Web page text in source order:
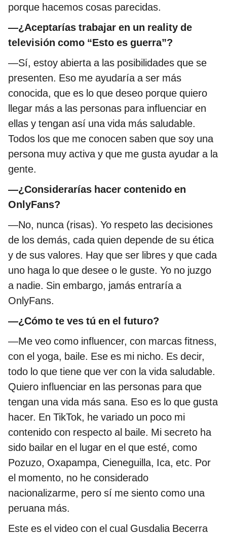
porque hacemos cosas parecidas.
—¿Aceptarías trabajar en un reality de
televisión como “Esto es guerra”?
—Sí, estoy abierta a las posibilidades que se
presenten. Eso me ayudaría a ser más
conocida, que es lo que deseo porque quiero
llegar más a las personas para influenciar en
ellas y tengan así una vida más saludable.
Todos los que me conocen saben que soy una
persona muy activa y que me gusta ayudar a la
gente.
—¿Considerarías hacer contenido en
OnlyFans?
—No, nunca (risas). Yo respeto las decisiones
de los demás, cada quien depende de su ética
y de sus valores. Hay que ser libres y que cada
uno haga lo que desee o le guste. Yo no juzgo
a nadie. Sin embargo, jamás entraría a
OnlyFans.
—¿Cómo te ves tú en el futuro?
—Me veo como influencer, con marcas fitness,
con el yoga, baile. Ese es mi nicho. Es decir,
todo lo que tiene que ver con la vida saludable.
Quiero influenciar en las personas para que
tengan una vida más sana. Eso es lo que gusta
hacer. En TikTok, he variado un poco mi
contenido con respecto al baile. Mi secreto ha
sido bailar en el lugar en el que esté, como
Pozuzo, Oxapampa, Cieneguilla, Ica, etc. Por
el momento, no he considerado
nacionalizarme, pero sí me siento como una
peruana más.
Este es el video con el cual Gusdalia Becerra